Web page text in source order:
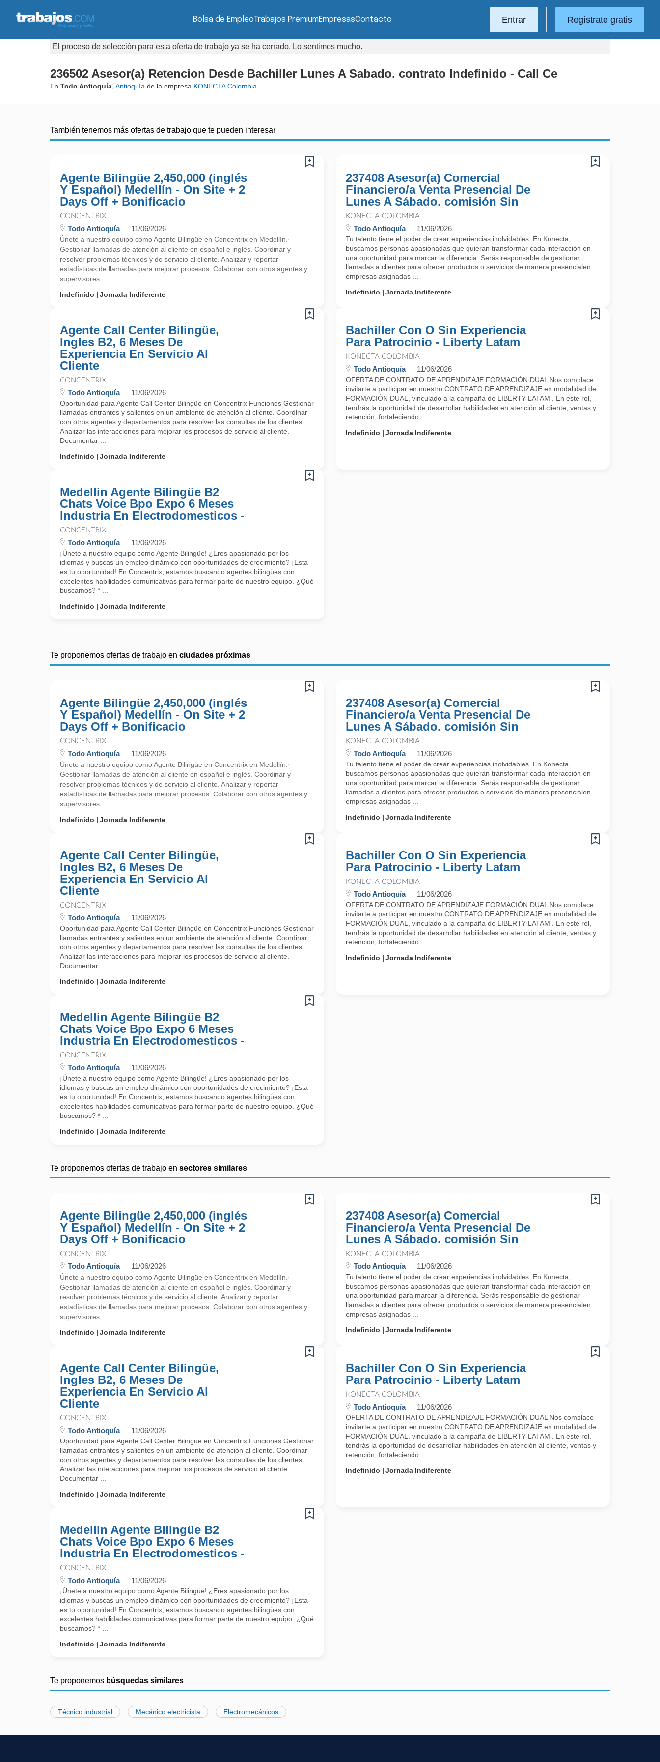
Bolsa de EmpleoTrabajos PremiumEmpresasContacto Entrar Regístrate gratis
El proceso de selección para esta oferta de trabajo ya se ha cerrado. Lo sentimos mucho.
236502 Asesor(a) Retencion Desde Bachiller Lunes A Sabado. contrato Indefinido - Call Ce
En Todo Antioquía Antioquía de la empresa KONECTA Colombia
También tenemos más ofertas de trabajo que te pueden interesar
Agente Bilingüe 2,450,000 (inglés
Y Español) Medellín - On Site + 2
Days Off + Bonificacio
CONCENTRIX
Todo Antioquía 11/06/2026
Únete a nuestro equipo como Agente Bilingüe en Concentrix en Medellín.·
Gestionar llamadas de atención al cliente en español e inglés. Coordinar y
resolver problemas técnicos y de servicio al cliente. Analizar y reportar
estadísticas de llamadas para mejorar procesos. Colaborar con otros agentes y
supervisores ...
Indefinido
Jornada Indiferente
237408 Asesor(a) Comercial
Financiero/a Venta Presencial De
Lunes A Sábado. comisión Sin
KONECTA COLOMBIA
Todo Antioquía 11/06/2026
Tu talento tiene el poder de crear experiencias inolvidables. En Konecta,
buscamos personas apasionadas que quieran transformar cada interacción en
una oportunidad para marcar la diferencia. Serás responsable de gestionar
llamadas a clientes para ofrecer productos o servicios de manera presencialen
empresas asignadas ...
Indefinido
Jornada Indiferente
Agente Call Center Bilingüe,
Ingles B2, 6 Meses De
Experiencia En Servicio Al
Cliente
CONCENTRIX
Todo Antioquía 11/06/2026
Oportunidad para Agente Call Center Bilingüe en Concentrix Funciones Gestionar
llamadas entrantes y salientes en un ambiente de atención al cliente. Coordinar
con otros agentes y departamentos para resolver las consultas de los clientes.
Analizar las interacciones para mejorar los procesos de servicio al cliente.
Documentar ...
Indefinido
Jornada Indiferente
Bachiller Con O Sin Experiencia
Para Patrocinio - Liberty Latam
KONECTA COLOMBIA
Todo Antioquía 11/06/2026
OFERTA DE CONTRATO DE APRENDIZAJE FORMACIÓN DUAL Nos complace
invitarte a participar en nuestro CONTRATO DE APRENDIZAJE en modalidad de
FORMACIÓN DUAL, vinculado a la campaña de LIBERTY LATAM . En este rol,
tendrás la oportunidad de desarrollar habilidades en atención al cliente, ventas y
retención, fortaleciendo ...
Indefinido
Jornada Indiferente
Medellin Agente Bilingüe B2
Chats Voice Bpo Expo 6 Meses
Industria En Electrodomesticos -
CONCENTRIX
Todo Antioquía 11/06/2026
¡Únete a nuestro equipo como Agente Bilingüe! ¿Eres apasionado por los
idiomas y buscas un empleo dinámico con oportunidades de crecimiento? ¡Esta
es tu oportunidad! En Concentrix, estamos buscando agentes bilingües con
excelentes habilidades comunicativas para formar parte de nuestro equipo. ¿Qué
buscamos? * ...
Indefinido
Jornada Indiferente
Te proponemos ofertas de trabajo en ciudades próximas
Agente Bilingüe 2,450,000 (inglés
Y Español) Medellín - On Site + 2
Days Off + Bonificacio
CONCENTRIX
Todo Antioquía 11/06/2026
Únete a nuestro equipo como Agente Bilingüe en Concentrix en Medellín.·
Gestionar llamadas de atención al cliente en español e inglés. Coordinar y
resolver problemas técnicos y de servicio al cliente. Analizar y reportar
estadísticas de llamadas para mejorar procesos. Colaborar con otros agentes y
supervisores ...
Indefinido
Jornada Indiferente
237408 Asesor(a) Comercial
Financiero/a Venta Presencial De
Lunes A Sábado. comisión Sin
KONECTA COLOMBIA
Todo Antioquía 11/06/2026
Tu talento tiene el poder de crear experiencias inolvidables. En Konecta,
buscamos personas apasionadas que quieran transformar cada interacción en
una oportunidad para marcar la diferencia. Serás responsable de gestionar
llamadas a clientes para ofrecer productos o servicios de manera presencialen
empresas asignadas ...
Indefinido
Jornada Indiferente
Agente Call Center Bilingüe,
Ingles B2, 6 Meses De
Experiencia En Servicio Al
Cliente
CONCENTRIX
Todo Antioquía 11/06/2026
Oportunidad para Agente Call Center Bilingüe en Concentrix Funciones Gestionar
llamadas entrantes y salientes en un ambiente de atención al cliente. Coordinar
con otros agentes y departamentos para resolver las consultas de los clientes.
Analizar las interacciones para mejorar los procesos de servicio al cliente.
Documentar ...
Indefinido
Jornada Indiferente
Bachiller Con O Sin Experiencia
Para Patrocinio - Liberty Latam
KONECTA COLOMBIA
Todo Antioquía 11/06/2026
OFERTA DE CONTRATO DE APRENDIZAJE FORMACIÓN DUAL Nos complace
invitarte a participar en nuestro CONTRATO DE APRENDIZAJE en modalidad de
FORMACIÓN DUAL, vinculado a la campaña de LIBERTY LATAM . En este rol,
tendrás la oportunidad de desarrollar habilidades en atención al cliente, ventas y
retención, fortaleciendo ...
Indefinido
Jornada Indiferente
Medellin Agente Bilingüe B2
Chats Voice Bpo Expo 6 Meses
Industria En Electrodomesticos -
CONCENTRIX
Todo Antioquía 11/06/2026
¡Únete a nuestro equipo como Agente Bilingüe! ¿Eres apasionado por los
idiomas y buscas un empleo dinámico con oportunidades de crecimiento? ¡Esta
es tu oportunidad! En Concentrix, estamos buscando agentes bilingües con
excelentes habilidades comunicativas para formar parte de nuestro equipo. ¿Qué
buscamos? * ...
Indefinido
Jornada Indiferente
Te proponemos ofertas de trabajo en sectores similares
Agente Bilingüe 2,450,000 (inglés
Y Español) Medellín - On Site + 2
Days Off + Bonificacio
CONCENTRIX
Todo Antioquía 11/06/2026
Únete a nuestro equipo como Agente Bilingüe en Concentrix en Medellín.·
Gestionar llamadas de atención al cliente en español e inglés. Coordinar y
resolver problemas técnicos y de servicio al cliente. Analizar y reportar
estadísticas de llamadas para mejorar procesos. Colaborar con otros agentes y
supervisores ...
Indefinido
Jornada Indiferente
237408 Asesor(a) Comercial
Financiero/a Venta Presencial De
Lunes A Sábado. comisión Sin
KONECTA COLOMBIA
Todo Antioquía 11/06/2026
Tu talento tiene el poder de crear experiencias inolvidables. En Konecta,
buscamos personas apasionadas que quieran transformar cada interacción en
una oportunidad para marcar la diferencia. Serás responsable de gestionar
llamadas a clientes para ofrecer productos o servicios de manera presencialen
empresas asignadas ...
Indefinido
Jornada Indiferente
Agente Call Center Bilingüe,
Ingles B2, 6 Meses De
Experiencia En Servicio Al
Cliente
CONCENTRIX
Todo Antioquía 11/06/2026
Oportunidad para Agente Call Center Bilingüe en Concentrix Funciones Gestionar
llamadas entrantes y salientes en un ambiente de atención al cliente. Coordinar
con otros agentes y departamentos para resolver las consultas de los clientes.
Analizar las interacciones para mejorar los procesos de servicio al cliente.
Documentar ...
Indefinido
Jornada Indiferente
Bachiller Con O Sin Experiencia
Para Patrocinio - Liberty Latam
KONECTA COLOMBIA
Todo Antioquía 11/06/2026
OFERTA DE CONTRATO DE APRENDIZAJE FORMACIÓN DUAL Nos complace
invitarte a participar en nuestro CONTRATO DE APRENDIZAJE en modalidad de
FORMACIÓN DUAL, vinculado a la campaña de LIBERTY LATAM . En este rol,
tendrás la oportunidad de desarrollar habilidades en atención al cliente, ventas y
retención, fortaleciendo ...
Indefinido
Jornada Indiferente
Medellin Agente Bilingüe B2
Chats Voice Bpo Expo 6 Meses
Industria En Electrodomesticos -
CONCENTRIX
Todo Antioquía 11/06/2026
¡Únete a nuestro equipo como Agente Bilingüe! ¿Eres apasionado por los
idiomas y buscas un empleo dinámico con oportunidades de crecimiento? ¡Esta
es tu oportunidad! En Concentrix, estamos buscando agentes bilingües con
excelentes habilidades comunicativas para formar parte de nuestro equipo. ¿Qué
buscamos? * ...
Indefinido
Jornada Indiferente
Te proponemos búsquedas similares
Técnico industrial Mecánico electricista Electromecánicos